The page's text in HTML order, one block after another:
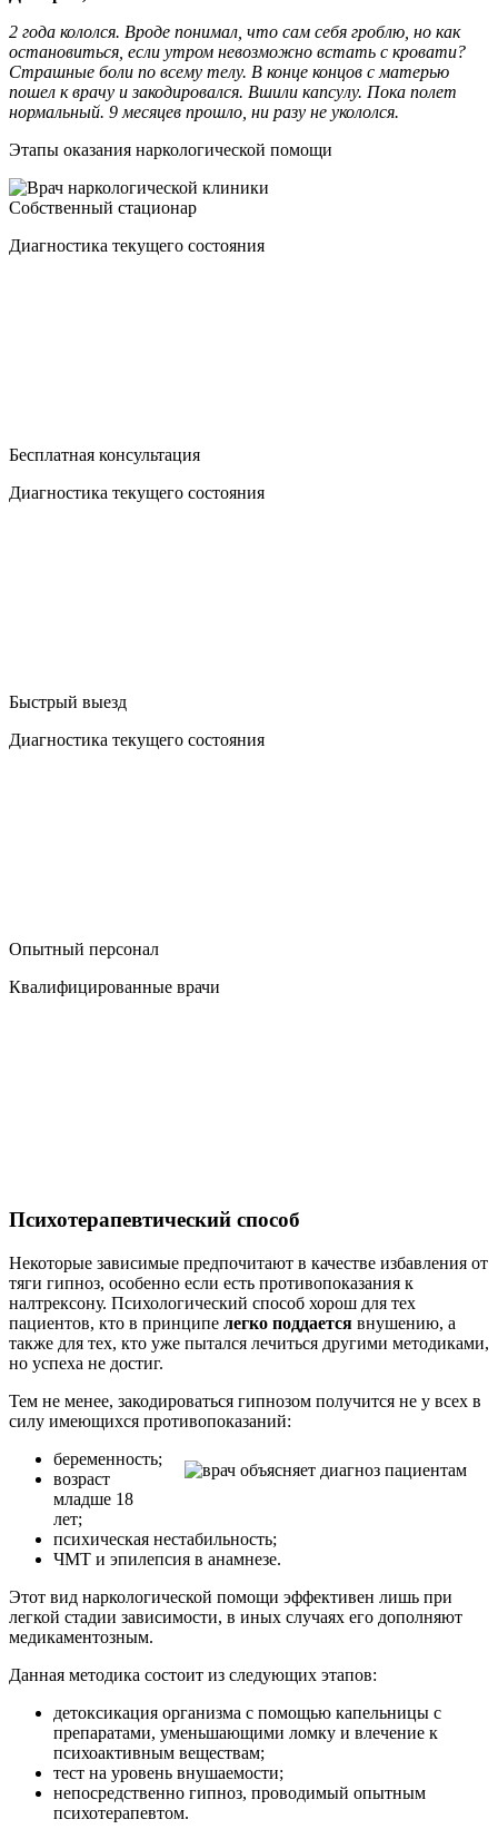
2 года кололся. Вроде понимал, что сам себя гроблю, но как
остановиться, если утром невозможно встать с кровати?
Страшные боли по всему телу. В конце концов с матерью
пошел к врачу и закодировался. Вшили капсулу. Пока полет
нормальный. 9 месяцев прошло, ни разу не укололся.
Этапы оказания наркологической помощи
Собственный стационар
Диагностика текущего состояния
Бесплатная консультация
Диагностика текущего состояния
Быстрый выезд
Диагностика текущего состояния
Опытный персонал
Квалифицированные врачи
Психотерапевтический способ
Некоторые зависимые предпочитают в качестве избавления от
тяги гипноз, особенно если есть противопоказания к
налтрексону. Психологический способ хорош для тех
пациентов, кто в принципе легко поддается внушению, а
также для тех, кто уже пытался лечиться другими методиками,
но успеха не достиг.
Тем не менее, закодироваться гипнозом получится не у всех в
силу имеющихся противопоказаний:
беременность;
возраст
младше 18
лет;
психическая нестабильность;
ЧМТ и эпилепсия в анамнезе.
Этот вид наркологической помощи эффективен лишь при
легкой стадии зависимости, в иных случаях его дополняют
медикаментозным.
Данная методика состоит из следующих этапов:
детоксикация организма с помощью капельницы с
препаратами, уменьшающими ломку и влечение к
психоактивным веществам;
тест на уровень внушаемости;
непосредственно гипноз, проводимый опытным
психотерапевтом.